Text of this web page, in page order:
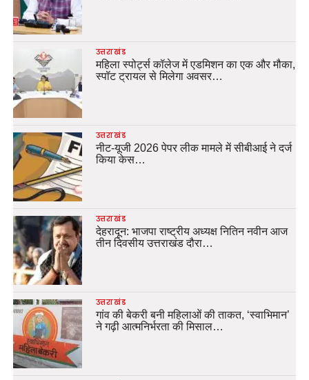
उत्तराखंड
महिला स्पोर्ट्स कॉलेज में एडमिशन का एक और मौका,
स्पॉट ट्रायल से मिलेगा अवसर…
उत्तराखंड
नीट-यूजी 2026 पेपर लीक मामले में सीबीआई ने दर्ज
किया केस…
उत्तराखंड
देहरादून: भाजपा राष्ट्रीय अध्यक्ष नितिन नवीन आज
तीन दिवसीय उत्तराखंड दौरा…
उत्तराखंड
गांव की बेकरी बनी महिलाओं की ताकत, ‘स्वाभिमान’
ने गढ़ी आत्मनिर्भरता की मिसाल…